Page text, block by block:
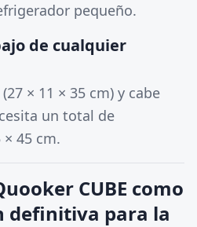
pequeño.
de cualquier
× 11 × 35 cm) y cabe
un total de
45 cm.
CUBE como
definitiva para la